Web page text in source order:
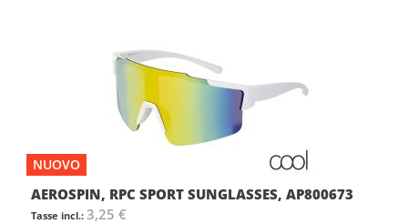
NUOVO
AEROSPIN, RPC SPORT SUNGLASSES, AP800673
3,25 €